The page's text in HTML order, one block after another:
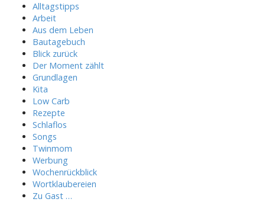
Alltagstipps
Arbeit
Aus dem Leben
Bautagebuch
Blick zurück
Der Moment zählt
Grundlagen
Kita
Low Carb
Rezepte
Schlaflos
Songs
Twinmom
Werbung
Wochenrückblick
Wortklaubereien
Zu Gast …